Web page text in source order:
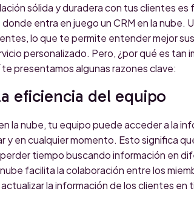
sólida y duradera con tus clientes
entra en juego un CRM en la nube.
lo que te permite entender mejor
personalizado. Pero, ¿por qué es tan
presentamos algunas razones clave:
eficiencia del equipo
la nube, tu equipo puede acceder a la
y en cualquier momento. Esto significa
tiempo buscando información en
nube facilita la colaboración entre los
la información de los clientes en